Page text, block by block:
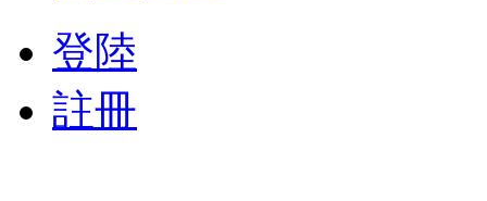
登陸
註冊